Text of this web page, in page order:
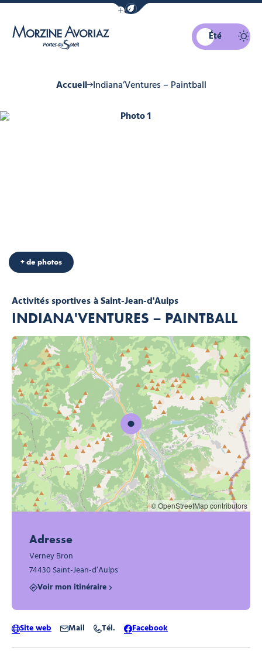
Afficher la barre de navigation du
Été
Accueil Indiana’Ventures – Paintball
Activités sportivesà Saint-Jean-d'Aulps
INDIANA'VENTURES – PAINTBALL
Photo 1
+ de photos
© OpenStreetMap contributors
Adresse
Verney Bron
74430 Saint-Jean-d’Aulps
Voir mon itinéraire
Site web Mail Tél. Facebook